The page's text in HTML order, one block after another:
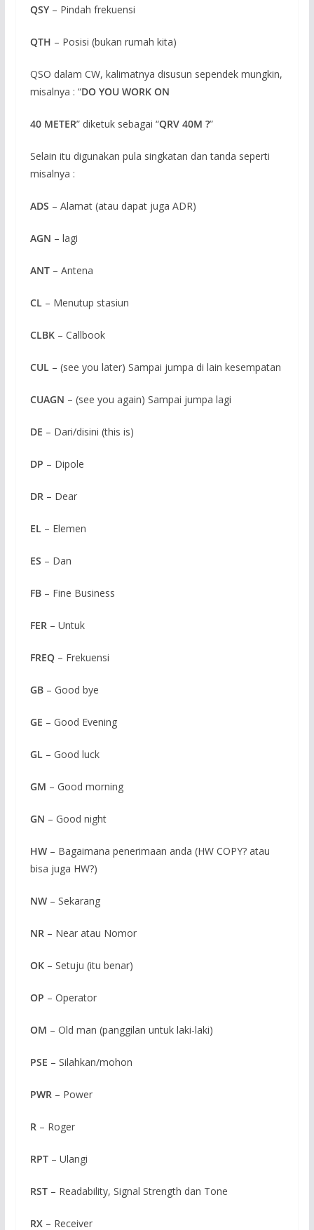
QSY – Pindah frekuensi
QTH – Posisi (bukan rumah kita)
QSO dalam CW, kalimatnya disusun sependek mungkin,
misalnya : “DO YOU WORK ON
40 METER” diketuk sebagai “QRV 40M ?”
Selain itu digunakan pula singkatan dan tanda seperti
misalnya :
ADS – Alamat (atau dapat juga ADR)
AGN – lagi
ANT – Antena
CL – Menutup stasiun
CLBK – Callbook
CUL – (see you later) Sampai jumpa di lain kesempatan
CUAGN – (see you again) Sampai jumpa lagi
DE – Dari/disini (this is)
DP – Dipole
DR – Dear
EL – Elemen
ES – Dan
FB – Fine Business
FER – Untuk
FREQ – Frekuensi
GB – Good bye
GE – Good Evening
GL – Good luck
GM – Good morning
GN – Good night
HW – Bagaimana penerimaan anda (HW COPY? atau
bisa juga HW?)
NW – Sekarang
NR – Near atau Nomor
OK – Setuju (itu benar)
OP – Operator
OM – Old man (panggilan untuk laki-laki)
PSE – Silahkan/mohon
PWR – Power
R – Roger
RPT – Ulangi
RST – Readability, Signal Strength dan Tone
RX – Receiver